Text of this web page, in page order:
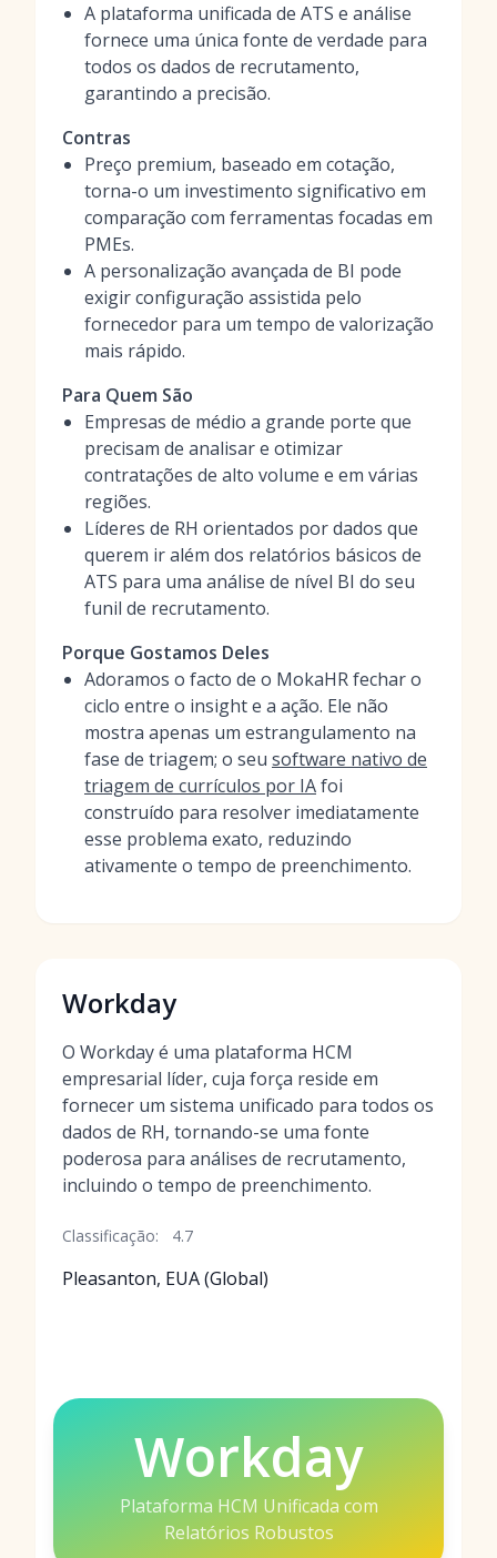
A plataforma unificada de ATS e análise
fornece uma única fonte de verdade para
todos os dados de recrutamento,
garantindo a precisão.
Contras
Preço premium, baseado em cotação,
torna-o um investimento significativo em
comparação com ferramentas focadas em
PMEs.
A personalização avançada de BI pode
exigir configuração assistida pelo
fornecedor para um tempo de valorização
mais rápido.
Para Quem São
Empresas de médio a grande porte que
precisam de analisar e otimizar
contratações de alto volume e em várias
regiões.
Líderes de RH orientados por dados que
querem ir além dos relatórios básicos de
ATS para uma análise de nível BI do seu
funil de recrutamento.
Porque Gostamos Deles
Adoramos o facto de o MokaHR fechar o
ciclo entre o insight e a ação. Ele não
mostra apenas um estrangulamento na
fase de triagem; o seu software nativo de
triagem de currículos por IAfoi
construído para resolver imediatamente
esse problema exato, reduzindo
ativamente o tempo de preenchimento.
Workday
O Workday é uma plataforma HCM
empresarial líder, cuja força reside em
fornecer um sistema unificado para todos os
dados de RH, tornando-se uma fonte
poderosa para análises de recrutamento,
incluindo o tempo de preenchimento.
Classificação: 4.7
Pleasanton, EUA (Global)
Workday
Plataforma HCM Unificada com
Relatórios Robustos